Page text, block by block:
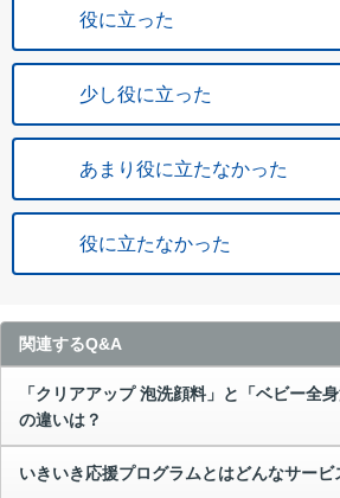
役に立った
少し役に立った
あまり役に立たなかった
役に立たなかった
関連するQ&A
「クリアアップ 泡洗顔料」と「ベビー全
の違いは？
いきいき応援プログラムとはどんなサービ